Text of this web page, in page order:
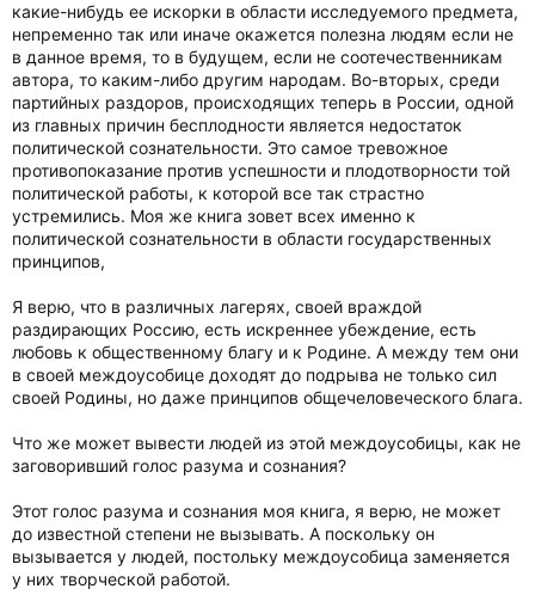
какие-нибудь ее искорки в области исследуемого предмета,
непременно так или иначе окажется полезна людям если не
в данное время, то в будущем, если не соотечественникам
автора, то каким-либо другим народам. Во-вторых, среди
партийных раздоров, происходящих теперь в России, одной
из главных причин бесплодности является недостаток
политической сознательности. Это самое тревожное
противопоказание против успешности и плодотворности той
политической работы, к которой все так страстно
устремились. Моя же книга зовет всех именно к
политической сознательности в области государственных
принципов,
Я верю, что в различных лагерях, своей враждой
раздирающих Россию, есть искреннее убеждение, есть
любовь к общественному благу и к Родине. А между тем они
в своей междоусобице доходят до подрыва не только сил
своей Родины, но даже принципов общечеловеческого блага.
Что же может вывести людей из этой междоусобицы, как не
заговоривший голос разума и сознания?
Этот голос разума и сознания моя книга, я верю, не может
до известной степени не вызывать. А поскольку он
вызывается у людей, постольку междоусобица заменяется
у них творческой работой.